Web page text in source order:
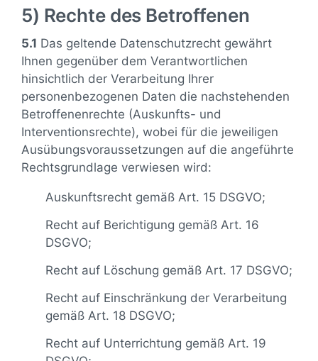
5) Rechte des Betroffenen
5.1 Das geltende Datenschutzrecht gewährt
Ihnen gegenüber dem Verantwortlichen
hinsichtlich der Verarbeitung Ihrer
personenbezogenen Daten die nachstehenden
Betroffenenrechte (Auskunfts- und
Interventionsrechte), wobei für die jeweiligen
Ausübungsvoraussetzungen auf die angeführte
Rechtsgrundlage verwiesen wird:
Auskunftsrecht gemäß Art. 15 DSGVO;
Recht auf Berichtigung gemäß Art. 16
DSGVO;
Recht auf Löschung gemäß Art. 17 DSGVO;
Recht auf Einschränkung der Verarbeitung
gemäß Art. 18 DSGVO;
Recht auf Unterrichtung gemäß Art. 19